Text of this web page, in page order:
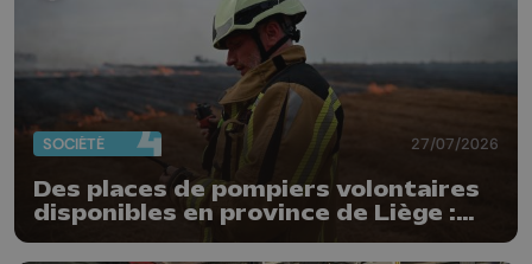
SOCIÉTÉ 27/07/2026
Des places de pompiers volontaires
disponibles en province de Liège :
"Un citoyen qui n'est formé ne peut